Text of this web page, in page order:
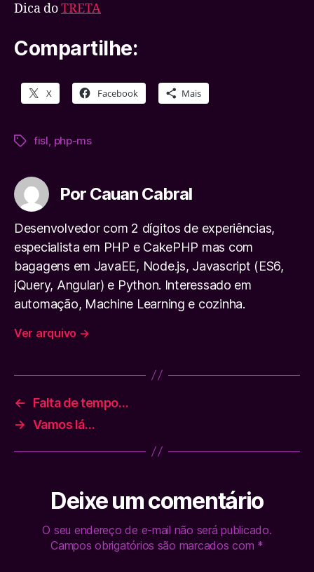
Dica doTRETA
Compartilhe:
X Facebook Mais
Tagsfisl php-ms
Por Cauan Cabral
Desenvolvedor com 2 dígitos de experiências,
especialista em PHP e CakePHP mas com
bagagens em JavaEE, Node.js, Javascript (ES6,
jQuery, Angular) e Python. Interessado em
automação, Machine Learning e cozinha.
Ver arquivo →
←
Falta de tempo…
→ Vamos lá…
Deixe um comentário
O seu endereço de e-mail não será publicado.
Campos obrigatórios são marcados com *